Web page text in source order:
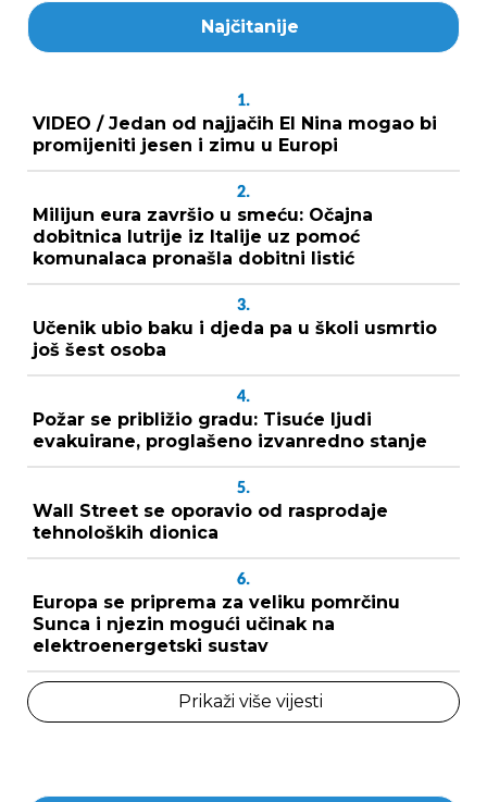
Najčitanije
1.
VIDEO / Jedan od najjačih El Nina mogao bi
promijeniti jesen i zimu u Europi
2.
Milijun eura završio u smeću: Očajna
dobitnica lutrije iz Italije uz pomoć
komunalaca pronašla dobitni listić
3.
Učenik ubio baku i djeda pa u školi usmrtio
još šest osoba
4.
Požar se približio gradu: Tisuće ljudi
evakuirane, proglašeno izvanredno stanje
5.
Wall Street se oporavio od rasprodaje
tehnoloških dionica
6.
Europa se priprema za veliku pomrčinu
Sunca i njezin mogući učinak na
elektroenergetski sustav
Prikaži više vijesti